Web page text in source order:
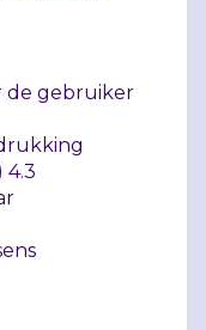
de gebruiker
4.3